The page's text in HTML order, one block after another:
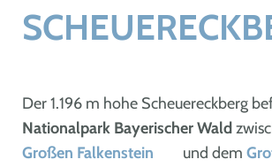
Der 1.196 m hohe Scheuereckberg
Nationalpark Bayerischer Wald
Großen Falkenstein
und dem